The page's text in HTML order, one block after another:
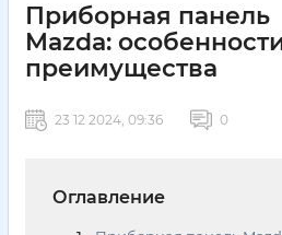
Приборная панель
Mazda:
преимущества
23 12 2024, 09:36 0
Оглавление